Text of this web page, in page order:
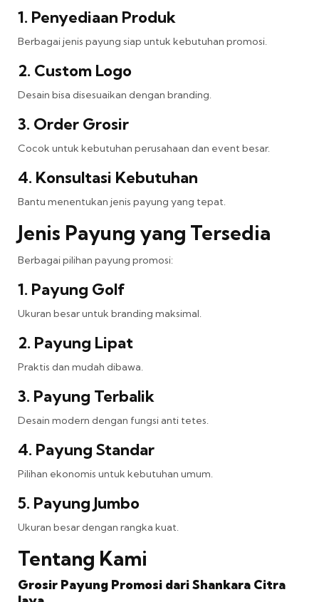
1. Penyediaan Produk
Berbagai jenis payung siap untuk kebutuhan promosi.
2. Custom Logo
Desain bisa disesuaikan dengan branding.
3. Order Grosir
Cocok untuk kebutuhan perusahaan dan event besar.
4. Konsultasi Kebutuhan
Bantu menentukan jenis payung yang tepat.
Jenis Payung yang Tersedia
Berbagai pilihan payung promosi:
1. Payung Golf
Ukuran besar untuk branding maksimal.
2. Payung Lipat
Praktis dan mudah dibawa.
3. Payung Terbalik
Desain modern dengan fungsi anti tetes.
4. Payung Standar
Pilihan ekonomis untuk kebutuhan umum.
5. Payung Jumbo
Ukuran besar dengan rangka kuat.
Tentang Kami
Grosir Payung Promosi dari Shankara Citra